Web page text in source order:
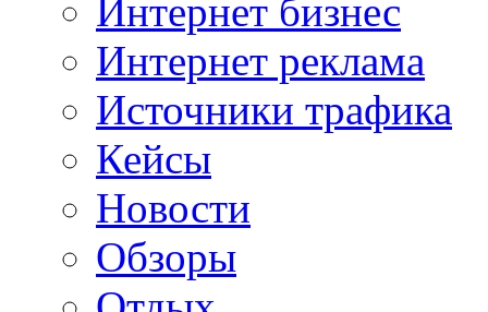
Интернет бизнес
Интернет реклама
Источники трафика
Кейсы
Новости
Обзоры